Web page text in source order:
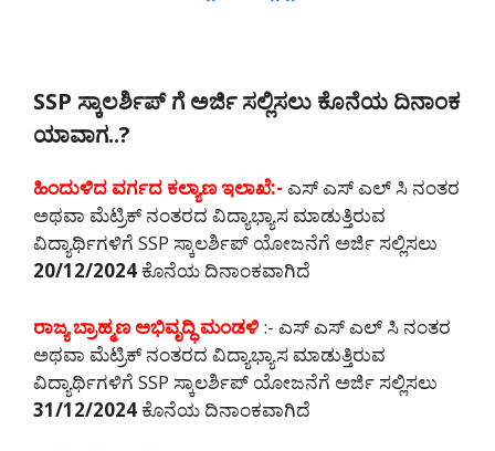
SSP ಸ್ಕಾಲರ್ಶಿಪ್ ಗೆ ಅರ್ಜಿ ಸಲ್ಲಿಸಲು ಕೊನೆಯ ದಿನಾಂಕ
ಯಾವಾಗ..?
ಹಿಂದುಳಿದ ವರ್ಗದ ಕಲ್ಯಾಣ ಇಲಾಖೆ:- ಎಸ್ ಎಸ್ ಎಲ್ ಸಿ ನಂತರ
ಅಥವಾ ಮೆಟ್ರಿಕ್ ನಂತರದ ವಿದ್ಯಾಭ್ಯಾಸ ಮಾಡುತ್ತಿರುವ
ವಿದ್ಯಾರ್ಥಿಗಳಿಗೆ SSP ಸ್ಕಾಲರ್ಶಿಪ್ ಯೋಜನೆಗೆ ಅರ್ಜಿ ಸಲ್ಲಿಸಲು
20/12/2024 ಕೊನೆಯ ದಿನಾಂಕವಾಗಿದೆ
ರಾಜ್ಯ ಬ್ರಾಹ್ಮಣ ಅಭಿವೃದ್ಧಿ ಮಂಡಳಿ :- ಎಸ್ ಎಸ್ ಎಲ್ ಸಿ ನಂತರ
ಅಥವಾ ಮೆಟ್ರಿಕ್ ನಂತರದ ವಿದ್ಯಾಭ್ಯಾಸ ಮಾಡುತ್ತಿರುವ
ವಿದ್ಯಾರ್ಥಿಗಳಿಗೆ SSP ಸ್ಕಾಲರ್ಶಿಪ್ ಯೋಜನೆಗೆ ಅರ್ಜಿ ಸಲ್ಲಿಸಲು
31/12/2024 ಕೊನೆಯ ದಿನಾಂಕವಾಗಿದೆ